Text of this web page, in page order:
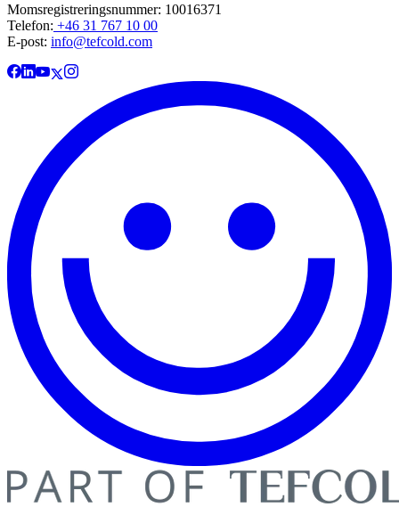
Momsregistreringsnummer: 10016371
Telefon: +46 31 767 10 00
E-post: info@tefcold.com